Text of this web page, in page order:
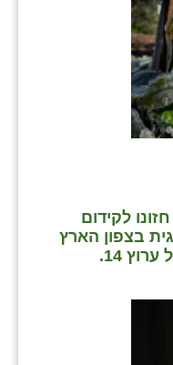
לקידום
בצפון הארץ
14.